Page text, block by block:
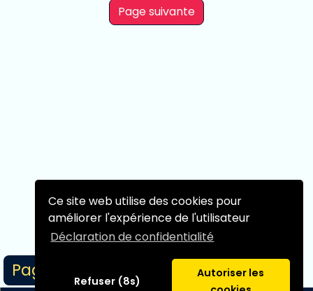
Ce site web utilise des cookies pour
améliorer l'expérience de l'utilisateur
Déclaration de confidentialité
Refuser (8s)
Autoriser les
Page 1/1
Page suivante